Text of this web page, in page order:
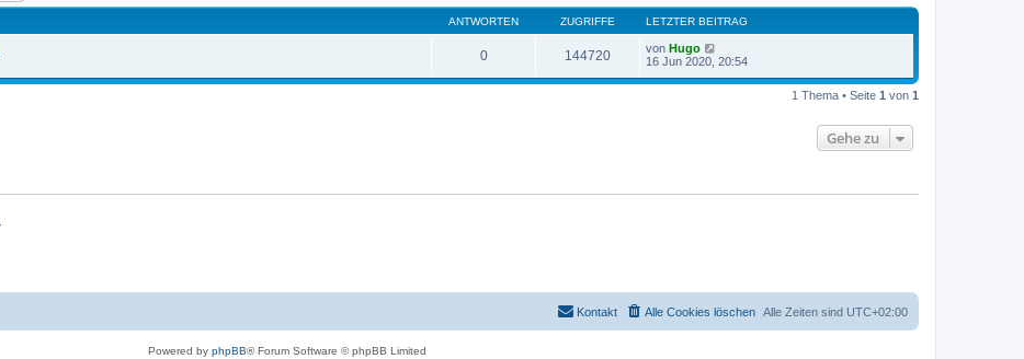
ANTWORTEN ZUGRIFFE LETZTER BEITRAG
0 144720 von Hugo
16 Jun 2020, 20:54
1 Thema • Seite 1 von 1
Gehe zu
Alle Zeiten sind UTC+02:00
Alle Cookies löschen
Kontakt
Powered by phpBB® Forum Software © phpBB Limited